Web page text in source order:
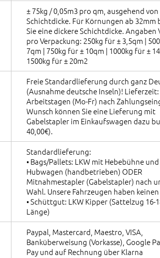
± 75kg / 0,05m3 pro qm, ausgehend von
Schichtdicke. Für Körnungen ab 32mm
Sie eine dickere Schichtdicke. Angaben
pro Verpackung: 250kg für ± 3,5qm |
7qm | 750kg für ± 10qm | 1000kg für ±
1500kg für ± 20m2
Freie Standardlieferung durch ganz
(Ausnahme deutsche Inseln)! Lieferzeit:
Arbeitstagen (Mo-Fr) nach
Wunsch können Sie eine Lieferung mit
Gabelstapler im Einkaufswagen dazu
40,00€).
Standardlieferung:
• Bags/Pallets: LKW mit Hebebühne und
Hubwagen (handbetrieben) ODER
Mitnahmestapler (Gabelstapler) nach
Wahl. Unsere Fahrzeugen haben
• Schüttgut: LKW Kipper (Sattelzug 16-
Länge)
Paypal, Mastercard, Maestro, VISA,
Banküberweisung (Vorkasse), Google
Pay und auf Rechnung über Klarna